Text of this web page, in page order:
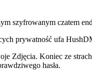
szyfrowanym czatem
prywatność ufa
Zdjęcia. Koniec ze
hasła.